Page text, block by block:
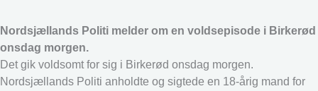
Nordsjællands Politi melder om en voldsepisode i Birkerød
onsdag morgen.
Det gik voldsomt for sig i Birkerød onsdag morgen.
Nordsjællands Politi anholdte og sigtede en 18-årig mand for